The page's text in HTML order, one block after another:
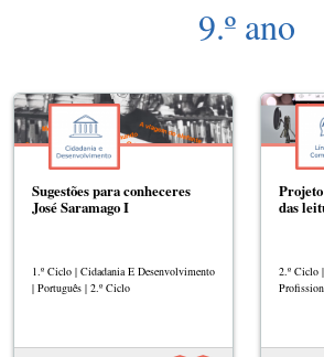
9.º ano
Sugestões para conheceres
José Saramago I
1.º Ciclo | Cidadania E Desenvolvimento
| Português | 2.º Ciclo
das
2.º Ciclo